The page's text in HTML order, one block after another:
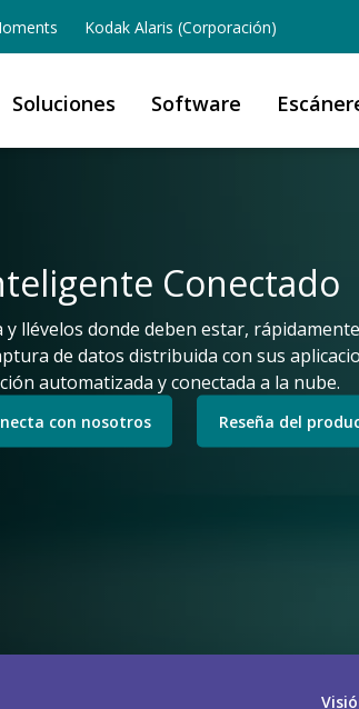
Kodak Alaris (Corporación)
Soluciones Software
Conectado
llévelos donde deben estar,
de datos distribuida con sus
automatizada y conectada a la nube.
con nosotros Reseña del